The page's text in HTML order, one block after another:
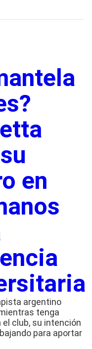
en
argentino
tenga
club, su intención
para aportar